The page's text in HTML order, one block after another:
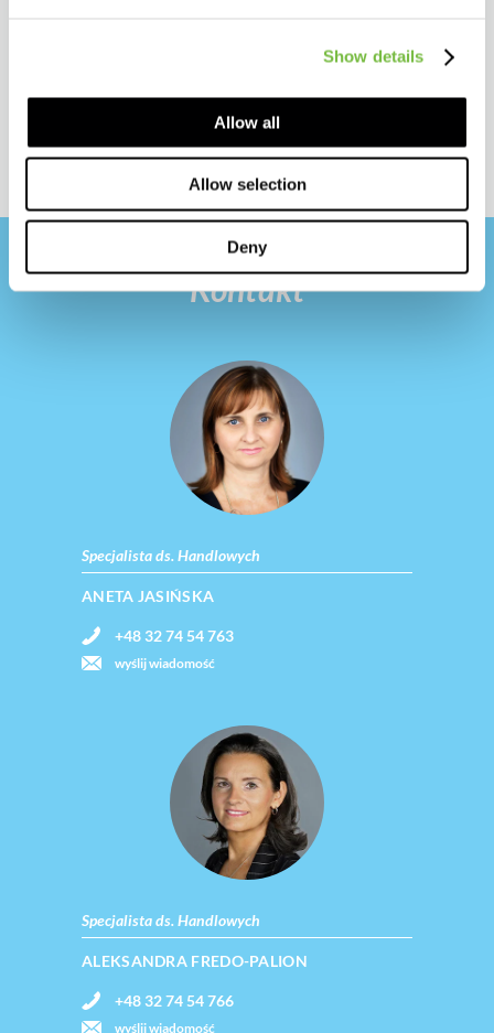
Show details
Allow all
Allow selection
Deny
Kontakt
Specjalista ds. Handlowych
ANETA JASIŃSKA
+48 32 74 54 763
wyślij wiadomość
Specjalista ds. Handlowych
ALEKSANDRA FREDO-PALION
+48 32 74 54 766
wyślij wiadomość